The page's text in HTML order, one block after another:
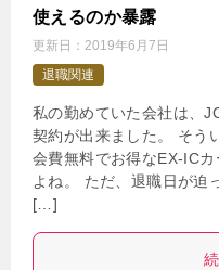
使えるのか暴露
更新日： 2019年6月7日
退職関連
私の勤めていた会社は、
契約が出来ました。 そう
会費無料でお得なEX-IC
よね。 ただ、退職日が迫
[…]